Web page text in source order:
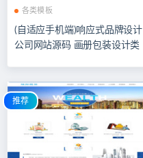
各类模板
(自适应手机端)响应式品牌设计
公司网站源码 画册包装设计类
推荐